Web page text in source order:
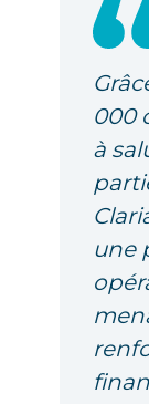
000
à
une